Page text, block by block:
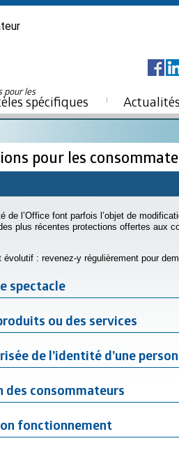
pour les
spécifiques Actualités
pour les
de l’Office font parfois l’objet de
plus récentes protections offertes aux
: revenez-y régulièrement pour
spectacle
ou des services
de l’identité d’une
des consommateurs
fonctionnement